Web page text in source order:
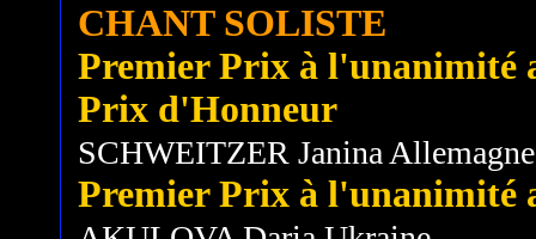
CHANT SOLISTE
Premier Prix à l'unanimité
Prix d'Honneur
SCHWEITZER Janina Allemagne
Premier Prix à l'unanimité